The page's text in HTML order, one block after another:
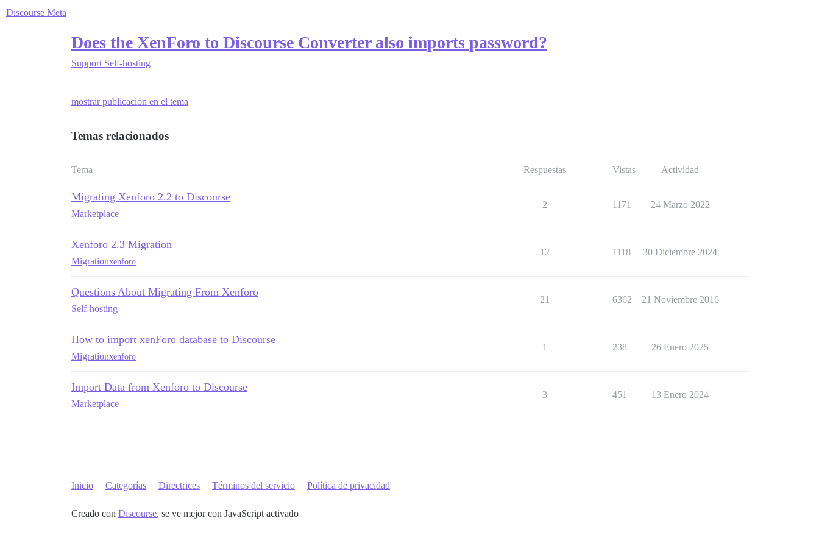
Discourse Meta
Does the XenForo to Discourse Converter also imports password?
Support Self-hosting
mostrar publicación en el tema
Temas relacionados
Tema Respuestas Vistas Actividad
Migrating Xenforo 2.2 to Discourse
Marketplace
2 1171 24 Marzo 2022
Xenforo 2.3 Migration
Migrationxenforo
12 1118 30 Diciembre 2024
Questions About Migrating From Xenforo
Self-hosting
21 6362 21 Noviembre 2016
How to import xenForo database to Discourse
Migrationxenforo
1 238 26 Enero 2025
Import Data from Xenforo to Discourse
Marketplace
3 451 13 Enero 2024
Inicio Categorías Directrices Términos del servicio Política de privacidad
Creado con Discourse, se ve mejor con JavaScript activado